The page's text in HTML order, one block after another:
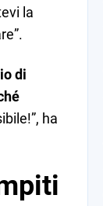
la
di
ha